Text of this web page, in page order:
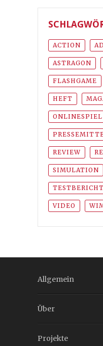
ACTION
ASTRAGON
FLASHGAME
HEFT
ONLINESPIEL
REVIEW
SIMULATION
TESTBERICHT
VIDEO
Allgemein
Über
Projekte